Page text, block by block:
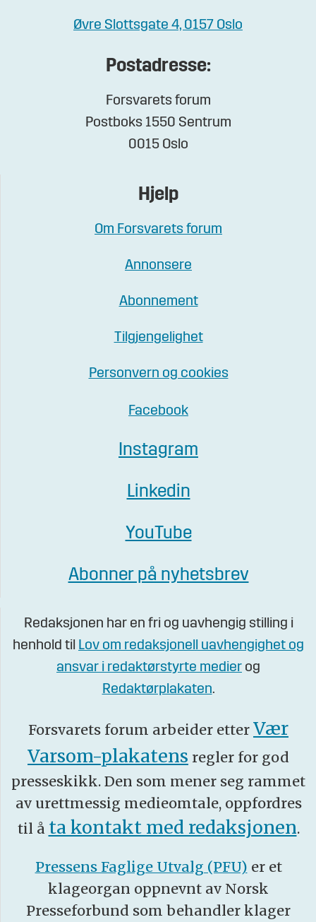
Øvre Slottsgate 4, 0157 Oslo
Postadresse:
Forsvarets forum
Postboks 1550 Sentrum
0015 Oslo
Hjelp
Om Forsvarets forum
Annonsere
Abonnement
Tilgjengelighet
Personvern og cookies
Facebook
Instagram
Linkedin
YouTube
Abonner på nyhetsbrev
Redaksjonen har en fri og uavhengig stilling i
henhold til Lov om redaksjonell uavhengighet og
ansvar i redaktørstyrte medier og
Redaktørplakaten.
Forsvarets forum arbeider etter Vær
Varsom-plakatens regler for god
presseskikk. Den som mener seg rammet
av urettmessig medieomtale, oppfordres
til å ta kontakt med redaksjonen.
Pressens Faglige Utvalg (PFU) er et
klageorgan oppnevnt av Norsk
Presseforbund som behandler klager